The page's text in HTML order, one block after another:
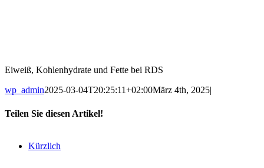
Eiweiß, Kohlenhydrate und Fette bei RDS
wp_admin2025-03-04T20:25:11+02:00März 4th, 2025|
Teilen Sie diesen Artikel!
Kürzlich